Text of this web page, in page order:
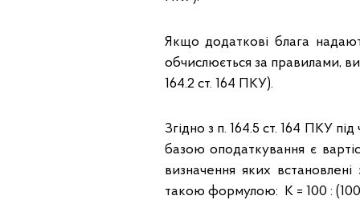
Якщо додаткові блага
обчислюється за правилами,
164.2 ст. 164 ПКУ).
Згідно з п. 164.5 ст. 164 ПКУ
базою оподаткування є
визначення яких
такою формулою: К = 100 :